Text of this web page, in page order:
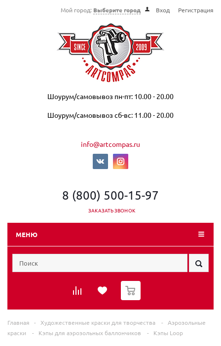
Мой город: Выберите город Вход Регистрация
Шоурум/самовывоз пн-пт: 10.00 - 20.00
Шоурум/самовывоз сб-вс: 11.00 - 20.00
info@artcompas.ru
8 (800) 500-15-97
ЗАКАЗАТЬ ЗВОНОК
МЕНЮ
0
Главная - Художественные краски для творчества -
Аэрозольные
краски
- Кэпы для аэрозольных баллончиков - Кэпы Loop